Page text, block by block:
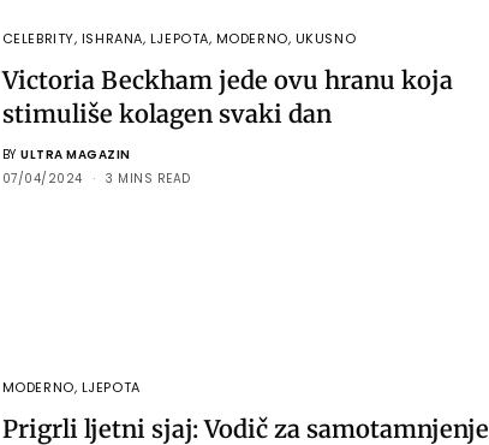
CELEBRITY, ISHRANA, LJEPOTA, MODERNO, UKUSNO
Victoria Beckham jede ovu hranu koja
stimuliše kolagen svaki dan
BY ULTRA MAGAZIN
07/04/2024
3 MINS READ
MODERNO, LJEPOTA
Prigrli ljetni sjaj: Vodič za samotamnjenje